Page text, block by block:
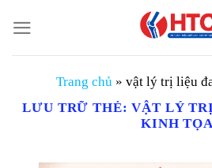
đến
nội
Trang chủ » vật lý trị liệu
LƯU TRỮ THẺ:VẬT LÝ
KINH TỌA